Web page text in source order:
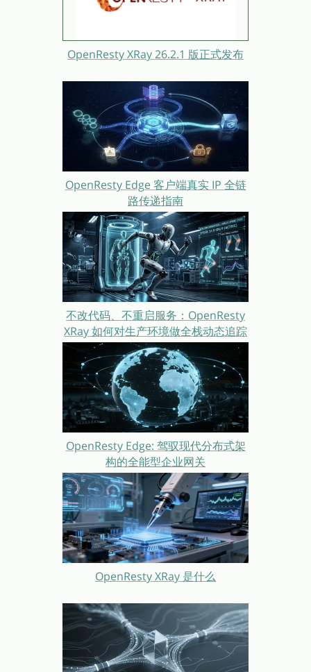
OpenResty XRay 26.2.1 版正式发布
OpenResty Edge 客户端真实 IP 全链
路传递指南
不改代码、不重启服务：OpenResty
XRay 如何对生产环境做全栈动态追踪
OpenResty Edge: 驾驭现代分布式架
构的全能型企业网关
OpenResty XRay 是什么